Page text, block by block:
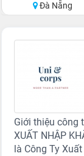
Đà Nẵng
Giới thiệu công
XUẤT NHẬP
là Công Ty